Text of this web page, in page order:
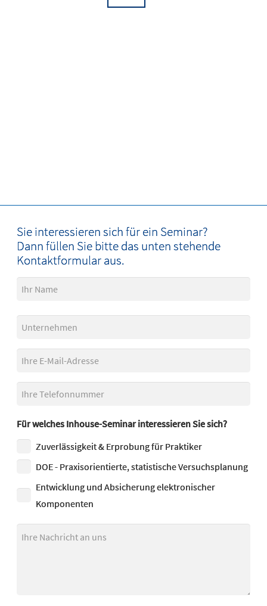
Sie interessieren sich für ein Seminar?
Dann füllen Sie bitte das unten stehende
Kontaktformular aus.
Bitte
lasse
dieses
Feld
leer.
Für welches Inhouse-Seminar interessieren Sie sich?
Zuverlässigkeit & Erprobung für Praktiker
DOE - Praxisorientierte, statistische Versuchsplanung
Entwicklung und Absicherung elektronischer
Komponenten